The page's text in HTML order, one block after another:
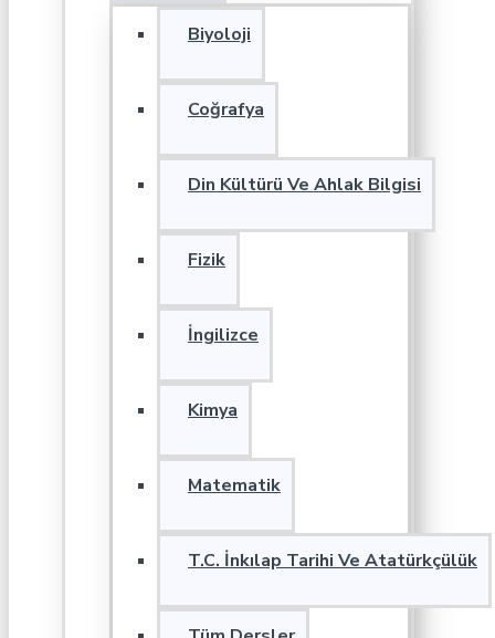
Biyoloji
Coğrafya
Din Kültürü Ve Ahlak Bilgisi
Fizik
İngilizce
Kimya
Matematik
T.C. İnkılap Tarihi Ve Atatürkçülük